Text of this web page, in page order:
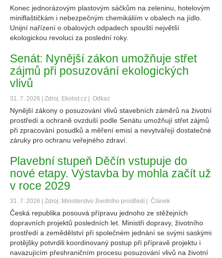
Konec jednorázovým plastovým sáčkům na zeleninu, hotelovým
miniflaštičkám i nebezpečným chemikáliím v obalech na jídlo.
Unijní nařízení o obalových odpadech spouští největší
ekologickou revoluci za poslední roky.
Senát: Nynější zákon umožňuje střet
zájmů při posuzování ekologických
vlivů
31. 7. 2026 | Zdroj: Ekolist.cz | Odkaz
Nynější zákony o posuzování vlivů stavebních záměrů na životní
prostředí a ochraně ovzduší podle Senátu umožňují střet zájmů
při zpracování posudků a měření emisí a nevytvářejí dostatečné
záruky pro ochranu veřejného zdraví.
Plavební stupeň Děčín vstupuje do
nové etapy. Výstavba by mohla začít už
v roce 2029
31. 7. 2026 | Zdroj: Ministerstvo životního prostředí | Článek
Česká republika posouvá přípravu jednoho ze stěžejních
dopravních projektů posledních let. Ministři dopravy, životního
prostředí a zemědělství při společném jednání se svými saskými
protějšky potvrdili koordinovaný postup při přípravě projektu i
navazujícím přeshraničním procesu posuzování vlivů na životní